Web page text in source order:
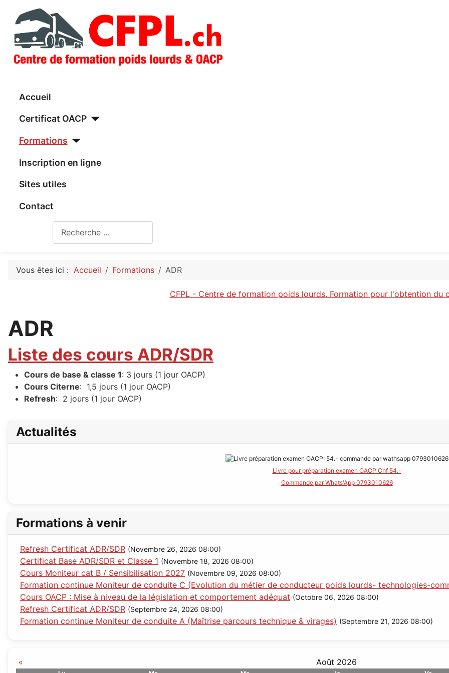
Accueil
Certificat OACP
Formations
Inscription en ligne
Sites utiles
Contact
Vous êtes ici : Accueil Formations ADR
CFPL - Centre de formation poids lourds. Formation pour l'obtention du
ADR
Liste des cours ADR/SDR
Cours de base & classe 1: 3 jours (1 jour OACP)
Cours Citerne: 1,5 jours (1 jour OACP)
Refresh: 2 jours (1 jour OACP)
Actualités
Livre pour préparation examen OACP Chf 54.-
Commande par Whats'App 0793010626
Formations à venir
Refresh Certificat ADR/SDR (Novembre 26, 2026 08:00)
Certificat Base ADR/SDR et Classe 1 (Novembre 18, 2026 08:00)
Cours Moniteur cat B / Sensibilisation 2027 (Novembre 09, 2026 08:00)
Formation continue Moniteur de conduite C (Evolution du métier de conducteur poids lourds- technologies-
Cours OACP : Mise à niveau de la législation et comportement adéquat (Octobre 06, 2026 08:00)
Refresh Certificat ADR/SDR (Septembre 24, 2026 08:00)
Formation continue Moniteur de conduite A (Maîtrise parcours technique & virages) (Septembre 21, 2026 08:00)
« Août 2026